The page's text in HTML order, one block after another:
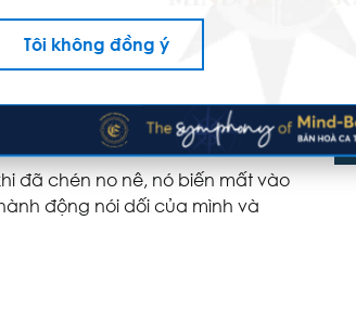
để giúp chú như những lần
đã chén no nê, nó biến mất vào
động nói dối của mình và
Tôi không đồng ý